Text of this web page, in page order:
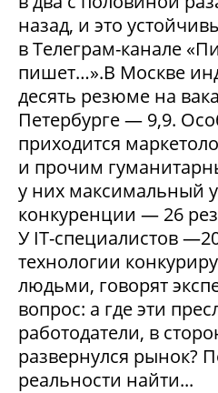
назад, и это
в Телеграм-канале
пишет…».В Москве
десять резюме на
Петербурге — 9,9.
приходится
и прочим
у них максимальный
конкуренции — 26
У IT-специалистов
технологии
людьми, говорят
вопрос: а где эти
работодатели, в
развернулся рынок?
реальности найти...